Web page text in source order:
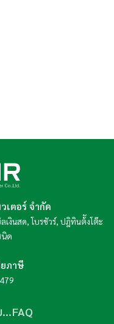
เตอร์ จำกัด
เงินสด,โบรชัวร์, ปฎิทินต้ังโต๊ะ
ด
ภาษี